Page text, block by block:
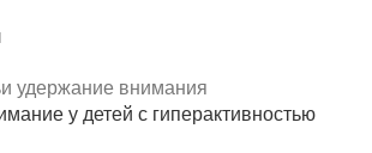
у детей с гиперактивностью